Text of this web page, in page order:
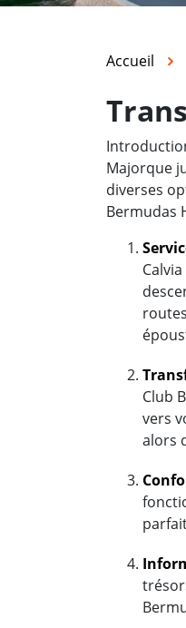
Accueil
Majorque
diverses
Bermudas
Club
vers
alors